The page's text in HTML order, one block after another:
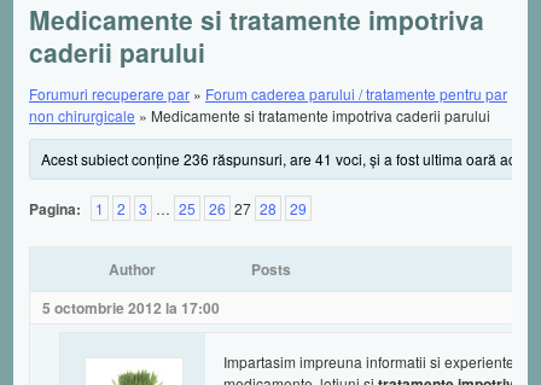
Medicamente si tratamente impotriva
caderii parului
Forumuri recuperare par » Forum caderea parului / tratamente pentru par
non chirurgicale » Medicamente si tratamente impotriva caderii parului
Acest subiect conţine 236 răspunsuri, are 41 voci, şi a fost ultima oară
Pagina: 1 2 3 … 25 26 27 28 29
Author Posts
5 octombrie 2012 la 17:00
Impartasim impreuna informatii si experiente